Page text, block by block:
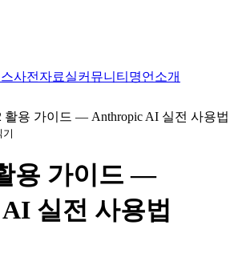
사전 자료실커뮤니티 명언 소개
활용 가이드 — Anthropic AI 실전 사용법
기
용 가이드 —
실전 사용법